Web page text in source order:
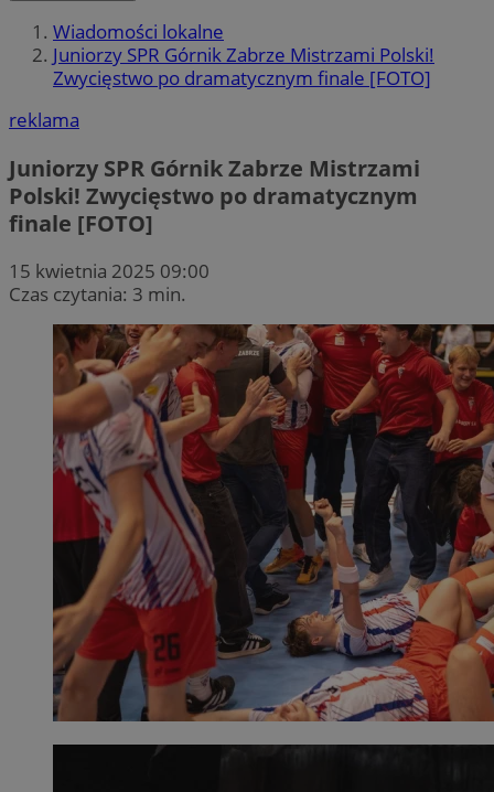
Wiadomości lokalne
Juniorzy SPR Górnik Zabrze Mistrzami Polski!
Zwycięstwo po dramatycznym finale [FOTO]
reklama
Juniorzy SPR Górnik Zabrze Mistrzami
Polski! Zwycięstwo po dramatycznym
finale [FOTO]
15 kwietnia 2025 09:00
Czas czytania: 3 min.